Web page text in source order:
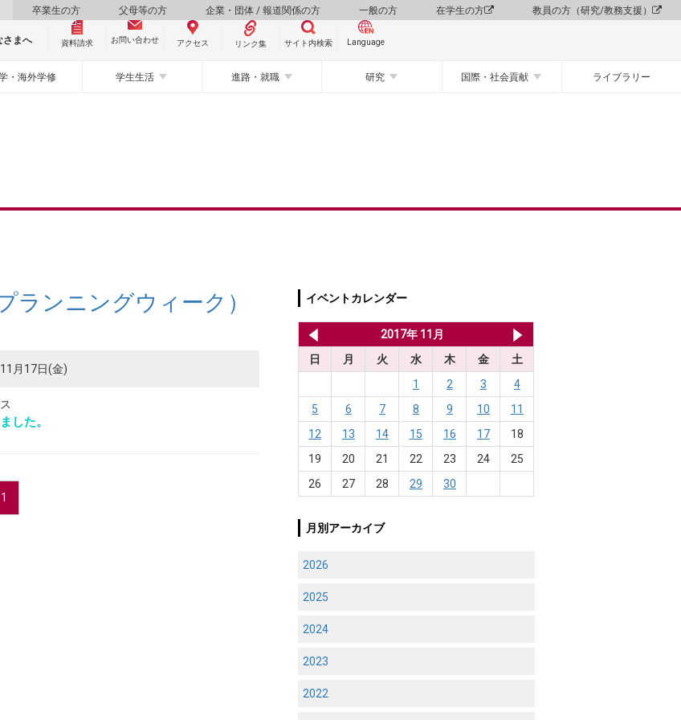
卒業生の方 父母等の方 企業・団体 / 報道関係の方 一般の方 在学生の方 教員の方（研究/教務支援）
さまへ 資料請求 お問い合わせ アクセス リンク集 サイト内検索 Language
・海外学修 学生生活 進路・就職 研究 国際・社会貢献 ライブラリー
ランニングウィーク）
月17日(金)
した。
1
イベントカレンダー
2017年 10月2017年 11月
日
月 火 水 木 金
土
1
2 3
4
5
6 7 8 9 10
11
12
13 14 15 16 17
18
19
20 21 22 23 24
25
26
27 28 29 30
月別アーカイブ
2026
2025
2024
2023
2022